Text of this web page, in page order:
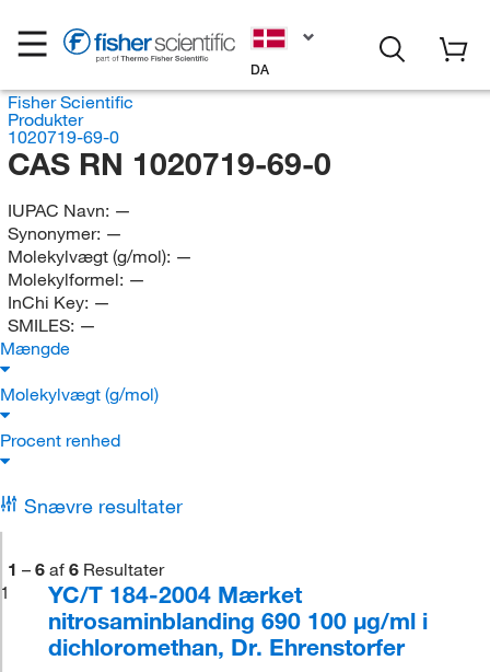
DA
Fisher Scientific
Produkter
1020719-69-0
CAS RN 1020719-69-0
IUPAC Navn: —
Synonymer: —
Molekylvægt (g/mol): —
Molekylformel: —
InChi Key: —
SMILES: —
Mængde
Molekylvægt (g/mol)
Procent renhed
Snævre resultater
1 – 6 af 6 Resultater
1
YC/T 184-2004 Mærket
nitrosaminblanding 690 100 μg/ml i
dichloromethan, Dr. Ehrenstorfer